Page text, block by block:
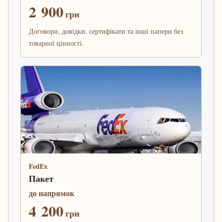
2 900грн
Договори, довідки, сертифікати та інші папери без
товарної цінності.
FedEx
Пакет
до напрямок
4 200грн